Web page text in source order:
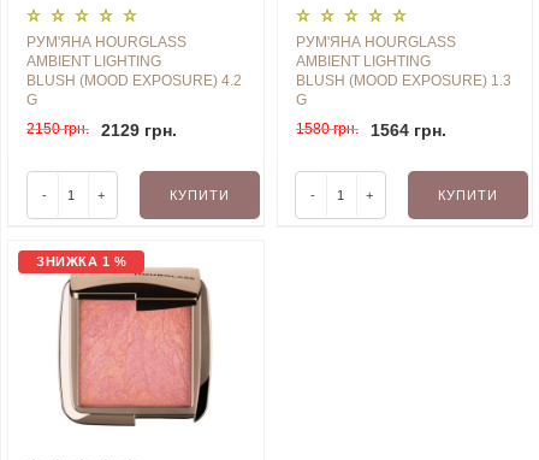
РУМ'ЯНА HOURGLASS
AMBIENT LIGHTING
BLUSH (MOOD EXPOSURE) 4.2
G
2150 грн.
2129 грн.
- + КУПИТИ
РУМ'ЯНА HOURGLASS
AMBIENT LIGHTING
BLUSH (MOOD EXPOSURE) ​​​​​​​1.3
G
1580 грн.
1564 грн.
- + КУПИТИ
ЗНИЖКА 1 %